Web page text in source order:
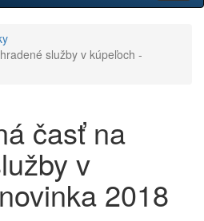
služby v kúpeľoch -
časť na
v
2018